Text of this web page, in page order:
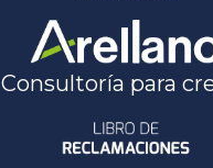
Consultoría para